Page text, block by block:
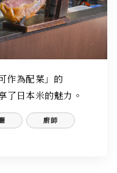
作為配菜」的
了日本米的魅力。
廚師